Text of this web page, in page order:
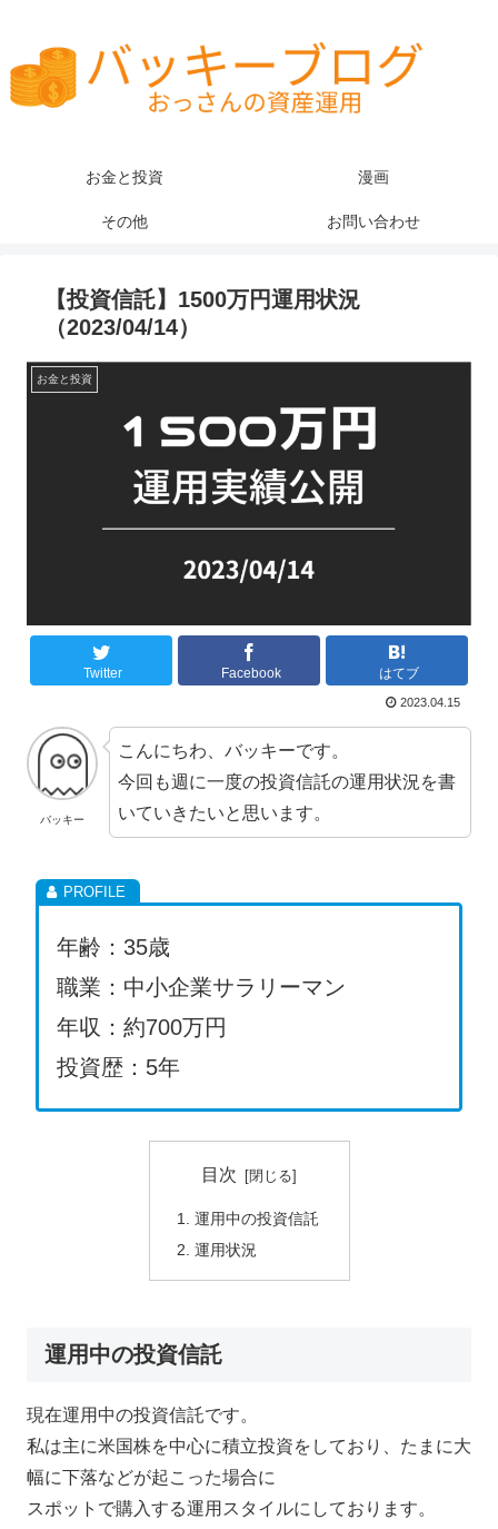
お金と投資 漫画
その他 お問い合わせ
【投資信託】1500万円運用状況
（2023/04/14）
お金と投資
Twitter Facebook はてブ
2023.04.15
バッキー
こんにちわ、バッキーです。
今回も週に一度の投資信託の運用状況を書
いていきたいと思います。
年齢：35歳
職業：中小企業サラリーマン
年収：約700万円
投資歴：5年
目次
運用中の投資信託
運用状況
運用中の投資信託
現在運用中の投資信託です。
私は主に米国株を中心に積立投資をしており、たまに大
幅に下落などが起こった場合に
スポットで購入する運用スタイルにしております。